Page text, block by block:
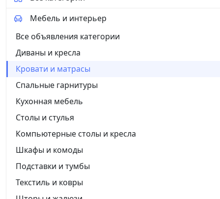
Мебель и интерьер
Все объявления категории
Диваны и кресла
Кровати и матрасы
Спальные гарнитуры
Кухонная мебель
Столы и стулья
Компьютерные столы и кресла
Шкафы и комоды
Подставки и тумбы
Текстиль и ковры